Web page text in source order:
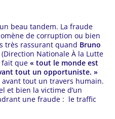
beau tandem. La fraude
de corruption ou bien
très rassurant quand Bruno
(Direction Nationale À la Lutte
fait que « tout le monde est
tout un opportuniste. »
tout un travers humain.
et bien la victime d’un
une fraude : le traffic